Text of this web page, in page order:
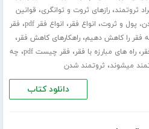
ثروتمند،رازهای ثروت و توانگری، قوانین
پول و ثروت، انواع فقر، انواع فقر pdf ، فقر
فقر را کاهش دهیم،راهکارهای کاهش فقر،
،راه های مبارزه با فقر، فقر چیست pdf ، چه
میشوند، ثروتمند شدن
دانلود کتاب